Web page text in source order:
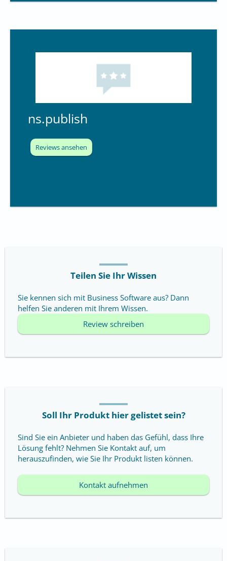
ns.publish
Reviews ansehen
Teilen Sie Ihr Wissen
Sie kennen sich mit Business Software aus? Dann
helfen Sie anderen mit Ihrem Wissen.
Review schreiben
Soll Ihr Produkt hier gelistet sein?
Sind Sie ein Anbieter und haben das Gefühl, dass Ihre
Lösung fehlt? Nehmen Sie Kontakt auf, um
herauszufinden, wie Sie Ihr Produkt listen können.
Kontakt aufnehmen